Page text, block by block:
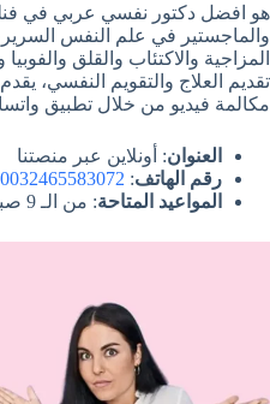
هو افضل دكتور نفسي عربي في
والماجستير في علم النفس
تقديم العلاج والتقويم النفسي،
مكالمة فيديو من خلال تطبيق
العنوان: أونلاين عبر منصتنا
رقم الهاتف:
0032465583072
المواعيد المتاحة: من الـ 9 صباحاً وحتى الـ 12 ليلاً